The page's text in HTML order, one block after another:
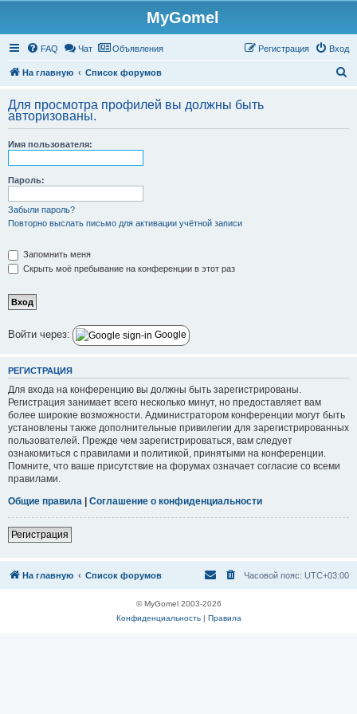
MyGomel
FAQ Чат Объявления Вход
Регистрация
На главную Список форумов
с
Для просмотра профилей вы должны быть
авторизованы.
Имя пользователя:
Пароль:
Забыли пароль?
Повторно выслать письмо для активации учётной записи
Запомнить меня
Скрыть моё пребывание на конференции в этот раз
Войти через: Google
РЕГИСТРАЦИЯ
Для входа на конференцию вы должны быть зарегистрированы.
Регистрация занимает всего несколько минут, но предоставляет вам
более широкие возможности. Администратором конференции могут быть
установлены также дополнительные привилегии для зарегистрированных
пользователей. Прежде чем зарегистрироваться, вам следует
ознакомиться с правилами и политикой, принятыми на конференции.
Помните, что ваше присутствие на форумах означает согласие со всеми
правилами.
Общие правила | Соглашение о конфиденциальности
Регистрация
На главную Список форумов Часовой пояс: UTC+03:00
© MyGomel 2003-2026
Конфиденциальность| Правила